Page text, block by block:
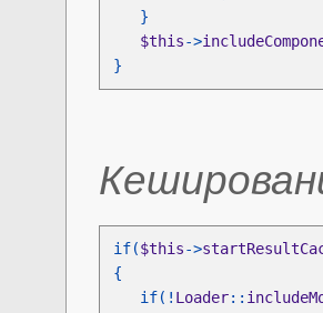
$this->
}
if($this->
if(! Loader::